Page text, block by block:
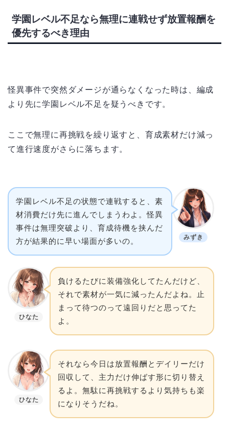
学園レベル不足なら無理に連戦せず放置報酬を
優先するべき理由
怪異事件で突然ダメージが通らなくなった時は、編成
より先に学園レベル不足を疑うべきです。
ここで無理に再挑戦を繰り返すと、育成素材だけ減っ
て進行速度がさらに落ちます。
みずき
学園レベル不足の状態で連戦すると、素
材消費だけ先に進んでしまうわよ。怪異
事件は無理突破より、育成待機を挟んだ
方が結果的に早い場面が多いの。
ひなた
負けるたびに装備強化してたんだけど、
それで素材が一気に減ったんだよね。止
まって待つのって遠回りだと思ってた
よ。
ひなた
それなら今日は放置報酬とデイリーだけ
回収して、主力だけ伸ばす形に切り替え
るよ。無駄に再挑戦するより気持ちも楽
になりそうだね。